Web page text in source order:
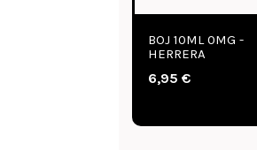
BOJ 10ML 0MG -
HERRERA
6,95 €